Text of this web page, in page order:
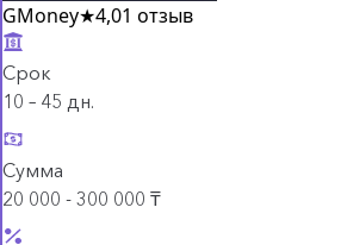
GMoney★4,01 отзыв
Срок
10 – 45 дн.
Сумма
20 000 - 300 000 ₸